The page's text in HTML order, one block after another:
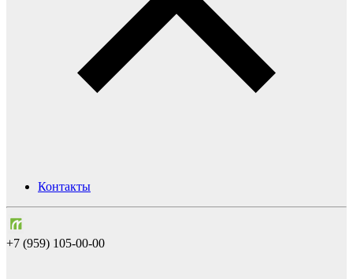
Контакты
+7 (959) 105-00-00